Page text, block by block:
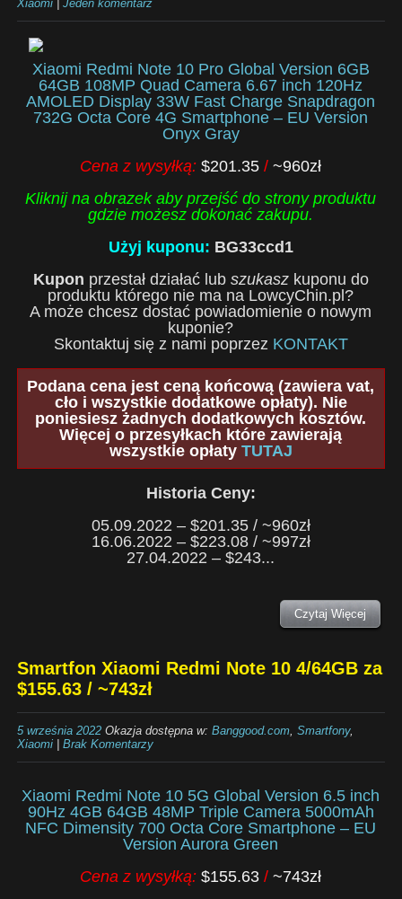
Xiaomi| Jeden komentarz
Xiaomi Redmi Note 10 Pro Global Version 6GB
64GB 108MP Quad Camera 6.67 inch 120Hz
AMOLED Display 33W Fast Charge Snapdragon
732G Octa Core 4G Smartphone – EU Version
Onyx Gray
Cena z wysyłką:$201.35/~960zł
Kliknij na obrazek aby przejść do strony produktu
gdzie możesz dokonać zakupu.
Użyj kuponu: BG33ccd1
Kupon przestał działać lub szukaszkuponu do
produktu którego nie ma na LowcyChin.pl?
A może chcesz dostać powiadomienie o nowym
kuponie?
Skontaktuj się z nami poprzez KONTAKT
Podana cena jest ceną końcową (zawiera vat,
cło i wszystkie dodatkowe opłaty). Nie
poniesiesz żadnych dodatkowych kosztów.
Więcej o przesyłkach które zawierają
wszystkie opłaty TUTAJ
Historia Ceny:
05.09.2022 – $201.35 / ~960zł
16.06.2022 – $223.08 / ~997zł
27.04.2022 – $243...
Czytaj Więcej
Smartfon Xiaomi Redmi Note 10 4/64GB za
$155.63 / ~743zł
5 września 2022Okazja dostępna w: Banggood.com, Smartfony,
Xiaomi| Brak Komentarzy
Xiaomi Redmi Note 10 5G Global Version 6.5 inch
90Hz 4GB 64GB 48MP Triple Camera 5000mAh
NFC Dimensity 700 Octa Core Smartphone – EU
Version Aurora Green
Cena z wysyłką:$155.63/~743zł